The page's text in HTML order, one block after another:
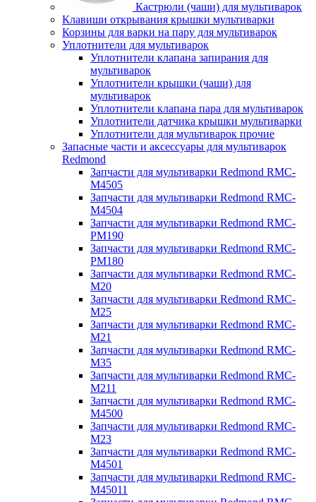
Кастрюли (чаши) для мультиварок
Клавиши открывания крышки мультиварки
Корзины для варки на пару для мультиварок
Уплотнители для мультиварок
Уплотнители клапана запирания для
мультиварок
Уплотнители крышки (чаши) для
мультиварок
Уплотнители клапана пара для мультиварок
Уплотнители датчика крышки мультиварки
Уплотнители для мультиварок прочие
Запасные части и аксессуары для мультиварок
Redmond
Запчасти для мультиварки Redmond RMC-
M4505
Запчасти для мультиварки Redmond RMC-
M4504
Запчасти для мультиварки Redmond RMC-
PM190
Запчасти для мультиварки Redmond RMC-
PM180
Запчасти для мультиварки Redmond RMC-
M20
Запчасти для мультиварки Redmond RMC-
M25
Запчасти для мультиварки Redmond RMC-
M21
Запчасти для мультиварки Redmond RMC-
M35
Запчасти для мультиварки Redmond RMC-
M211
Запчасти для мультиварки Redmond RMC-
M4500
Запчасти для мультиварки Redmond RMC-
M23
Запчасти для мультиварки Redmond RMC-
M4501
Запчасти для мультиварки Redmond RMC-
M45011